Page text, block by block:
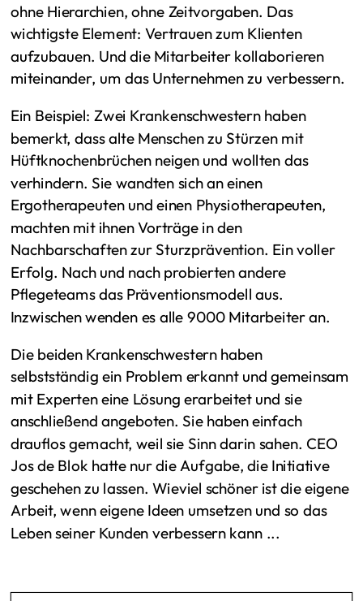
ohne Hierarchien, ohne Zeitvorgaben. Das
wichtigste Element: Vertrauen zum Klienten
aufzubauen. Und die Mitarbeiter kollaborieren
miteinander, um das Unternehmen zu verbessern.
Ein Beispiel: Zwei Krankenschwestern haben
bemerkt, dass alte Menschen zu Stürzen mit
Hüftknochenbrüchen neigen und wollten das
verhindern. Sie wandten sich an einen
Ergotherapeuten und einen Physiotherapeuten,
machten mit ihnen Vorträge in den
Nachbarschaften zur Sturzprävention. Ein voller
Erfolg. Nach und nach probierten andere
Pflegeteams das Präventionsmodell aus.
Inzwischen wenden es alle 9000 Mitarbeiter an.
Die beiden Krankenschwestern haben
selbstständig ein Problem erkannt und gemeinsam
mit Experten eine Lösung erarbeitet und sie
anschließend angeboten. Sie haben einfach
drauflos gemacht, weil sie Sinn darin sahen. CEO
Jos de Blok hatte nur die Aufgabe, die Initiative
geschehen zu lassen. Wieviel schöner ist die eigene
Arbeit, wenn eigene Ideen umsetzen und so das
Leben seiner Kunden verbessern kann ...